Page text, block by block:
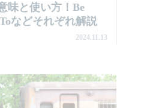
味と使い方！be
などそれぞれ解説
2024.11.13